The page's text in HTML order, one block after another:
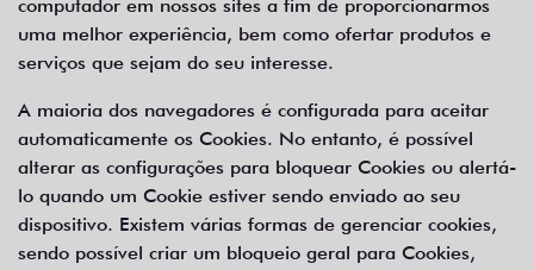
computador em nossos sites a fim de proporcionarmos
uma melhor experiência, bem como ofertar produtos e
serviços que sejam do seu interesse.
A maioria dos navegadores é configurada para aceitar
automaticamente os Cookies. No entanto, é possível
alterar as configurações para bloquear Cookies ou alertá-
lo quando um Cookie estiver sendo enviado ao seu
dispositivo. Existem várias formas de gerenciar cookies,
sendo possível criar um bloqueio geral para Cookies,